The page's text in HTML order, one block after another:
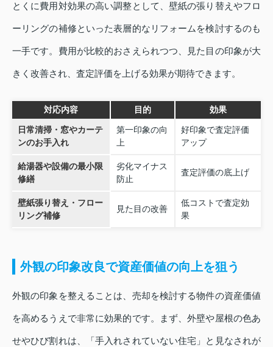
とくに費用対効果の高い調整として、壁紙の張り替えやフロ
ーリングの補修といった表層的なリフォームを検討するのも
一手です。費用が比較的おさえられつつ、見た目の印象が大
きく改善され、査定評価を上げる効果が期待できます。
対応内容 目的 効果
日常清掃・窓やカーテ
ンのお手入れ
第一印象の向
上
好印象で査定評価
アップ
給湯器や設備の最小限
修繕
劣化マイナス
防止
査定評価の底上げ
壁紙張り替え・フロー
リング補修
見た目の改善
低コストで査定効
果
外観の印象改良で資産価値の向上を狙う
外観の印象を整えることは、売却を検討する物件の資産価値
を高めるうえで非常に効果的です。まず、外壁や屋根の色あ
せやひび割れは、「手入れされていない住宅」と見なされが